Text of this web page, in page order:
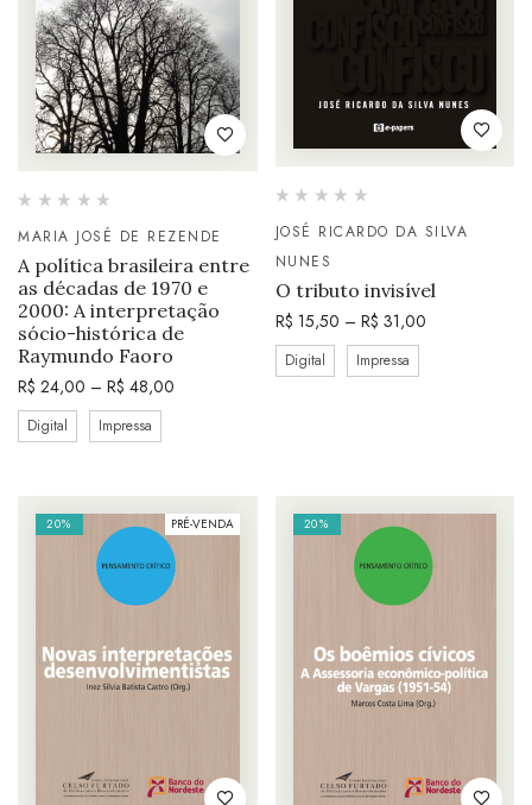
MARIA JOSÉ DE REZENDE
A política brasileira entre
as décadas de 1970 e
2000: A interpretação
sócio-histórica de
Raymundo Faoro
R$ 24,00 – R$ 48,00
Digital Impressa
JOSÉ RICARDO DA SILVA
NUNES
O tributo invisível
R$ 15,50 – R$ 31,00
Digital Impressa
20% PRÉ-VENDA 20%